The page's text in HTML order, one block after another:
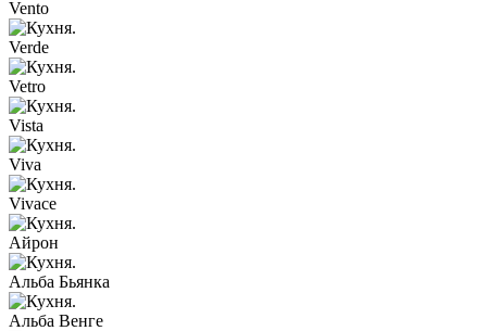
Vento
Verde
Vetro
Vista
Viva
Vivace
Айрон
Альба Бьянка
Альба Венге